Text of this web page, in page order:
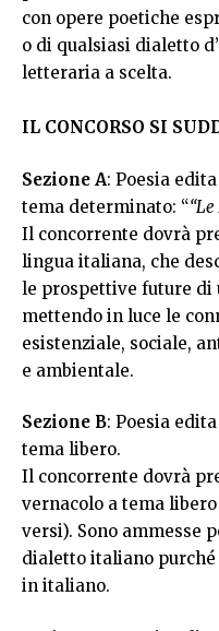
con opere poetiche
o di qualsiasi dialetto
letteraria a scelta.
IL CONCORSO SI
Sezione A: Poesia
tema determinato: ““Le
Il concorrente dovrà
lingua italiana, che
le prospettive future di
mettendo in luce le
esistenziale, sociale,
e ambientale.
Sezione B: Poesia
tema libero.
Il concorrente dovrà
vernacolo a tema
versi). Sono ammesse
dialetto italiano
in italiano.